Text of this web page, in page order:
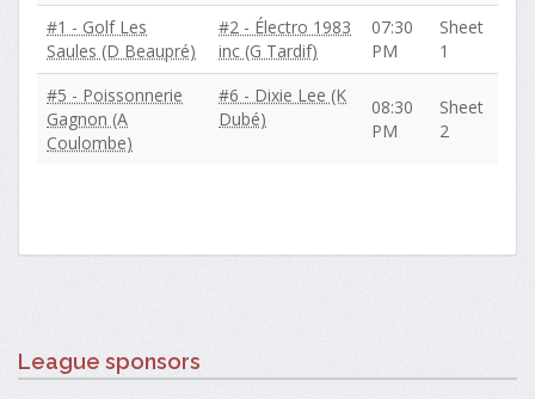
#1 - Golf Les
Saules (D Beaupré)
#2 - Électro 1983
inc (G Tardif)
07:30
PM
Sheet
1
#5 - Poissonnerie
Gagnon (A
Coulombe)
#6 - Dixie Lee (K
Dubé)
08:30
PM
Sheet
2
League sponsors